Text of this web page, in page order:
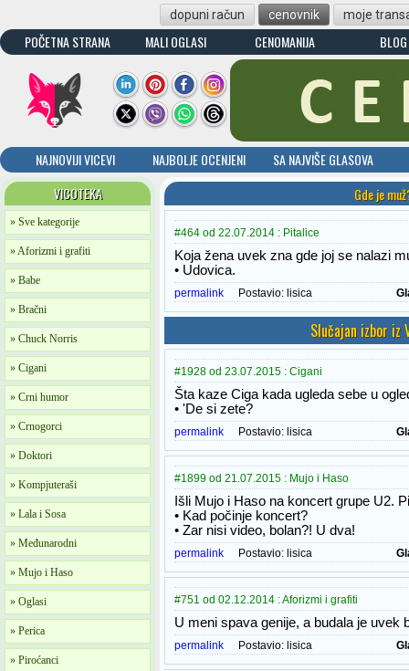
dopuni račun cenovnik moje
POČETNA STRANA MALI OGLASI CENOMANIJA BLOG
NAJNOVIJI VICEVI NAJBOLJE OCENJENI
SA NAJVIŠE GLASOVA
VICOTEKA
» Sve kategorije
» Aforizmi i grafiti
» Babe
» Bračni
» Chuck Norris
» Cigani
» Crni humor
» Crnogorci
» Doktori
» Kompjuteraši
» Lala i Sosa
» Međunarodni
» Mujo i Haso
» Oglasi
» Perica
» Piroćanci
Gde je
#464 od 22.07.2014 : Pitalice
Koja žena uvek zna gde joj se nalazi
• Udovica.
permalink Postavio: lisica
Slučajan izbor iz
#1928 od 23.07.2015 : Cigani
Šta kaze Ciga kada ugleda sebe u
• 'De si zete?
permalink Postavio: lisica
#1899 od 21.07.2015 : Mujo i Haso
Išli Mujo i Haso na koncert grupe U2.
• Kad počinje koncert?
• Zar nisi video, bolan?! U dva!
permalink Postavio: lisica
#751 od 02.12.2014 : Aforizmi i grafiti
U meni spava genije, a budala je uvek
permalink Postavio: lisica